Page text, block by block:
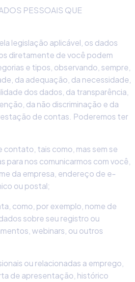
PESSOAIS QUE
legislação aplicável, os dados
diretamente de você podem
e tipos, observando, sempre,
da adequação, da necessidade,
dos dados, da transparência,
da não discriminação e da
de contas. Poderemos ter
contato, tais como, mas sem se
para nos comunicarmos com você,
da empresa, endereço de e-
ou postal;
como, por exemplo, nome de
sobre seu registro ou
webinars, ou outros
ou relacionadas a emprego,
de apresentação, histórico